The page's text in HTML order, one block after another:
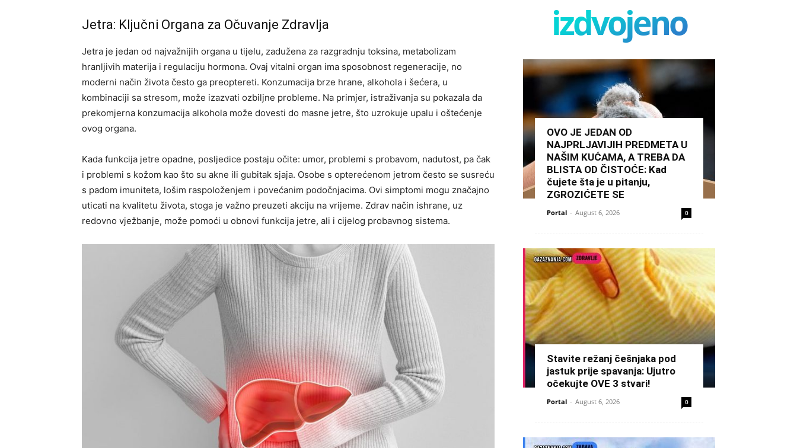
Jetra: Ključni Organa za Očuvanje Zdravlja
Jetra je jedan od najvažnijih organa u tijelu, zadužena za razgradnju toksina, metabolizam
hranljivih materija i regulaciju hormona. Ovaj vitalni organ ima sposobnost regeneracije, no
moderni način života često ga preoptereti. Konzumacija brze hrane, alkohola i šećera, u
kombinaciji sa stresom, može izazvati ozbiljne probleme. Na primjer, istraživanja su pokazala da
prekomjerna konzumacija alkohola može dovesti do masne jetre, što uzrokuje upalu i oštećenje
ovog organa.
Kada funkcija jetre opadne, posljedice postaju očite: umor, problemi s probavom, nadutost, pa čak
i problemi s kožom kao što su akne ili gubitak sjaja. Osobe s opterećenom jetrom često se susreću
s padom imuniteta, lošim raspoloženjem i povećanim podočnjacima. Ovi simptomi mogu značajno
uticati na kvalitetu života, stoga je važno preuzeti akciju na vrijeme. Zdrav način ishrane, uz
redovno vježbanje, može pomoći u obnovi funkcija jetre, ali i cijelog probavnog sistema.
izdvojeno
OVO JE JEDAN OD
NAJPRLJAVIJIH PREDMETA U
NAŠIM KUĆAMA, A TREBA DA
BLISTA OD ČISTOĆE: Kad
čujete šta je u pitanju,
ZGROZIĆETE SE
Portal - August 6, 2026 0
Stavite režanj češnjaka pod
jastuk prije spavanja: Ujutro
očekujte OVE 3 stvari!
Portal - August 6, 2026 0